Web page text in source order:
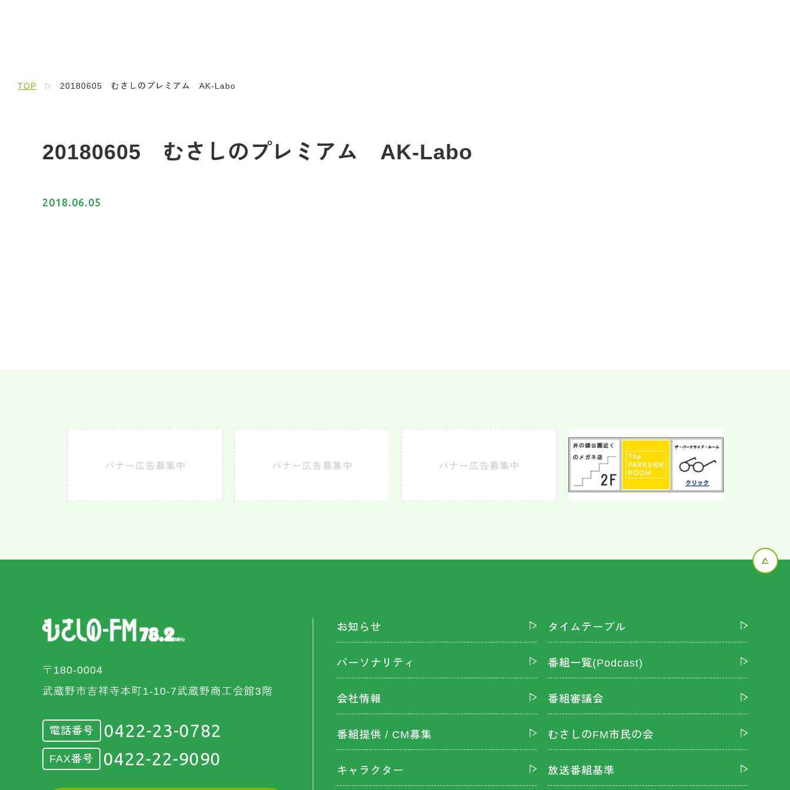
TOP 20180605 むさしのプレミアム AK-Labo
20180605 むさしのプレミアム AK-Labo
2018.06.05
〒180-0004
武蔵野市吉祥寺本町1-10-7武蔵野商工会館3階
電話番号 0422-23-0782
FAX番号 0422-22-9090
お知らせ タイムテーブル
パーソナリティ 番組一覧(Podcast)
会社情報 番組審議会
番組提供 / CM募集 むさしのFM市民の会
キャラクター 放送番組基準